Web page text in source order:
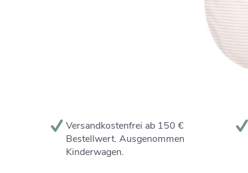
Versandkostenfrei ab 150 €
Bestellwert. Ausgenommen
Kinderwagen.